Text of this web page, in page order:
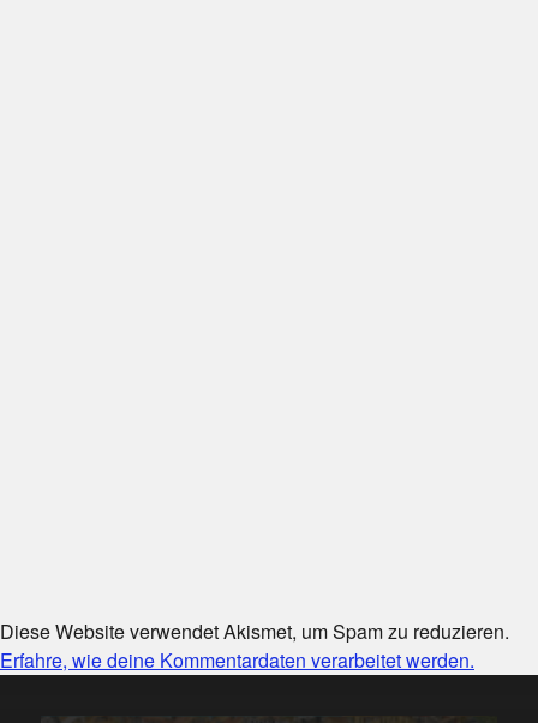
Diese Website verwendet Akismet, um Spam zu reduzieren.
Erfahre, wie deine Kommentardaten verarbeitet werden.